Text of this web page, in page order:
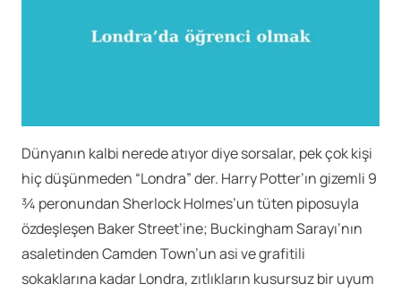
Dünyanın kalbi nerede atıyor diye sorsalar, pek çok kişi
hiç düşünmeden “Londra” der. Harry Potter’ın gizemli 9
¾ peronundan Sherlock Holmes’un tüten piposuyla
özdeşleşen Baker Street’ine; Buckingham Sarayı’nın
asaletinden Camden Town’un asi ve grafitili
sokaklarına kadar Londra, zıtlıkların kusursuz bir uyum